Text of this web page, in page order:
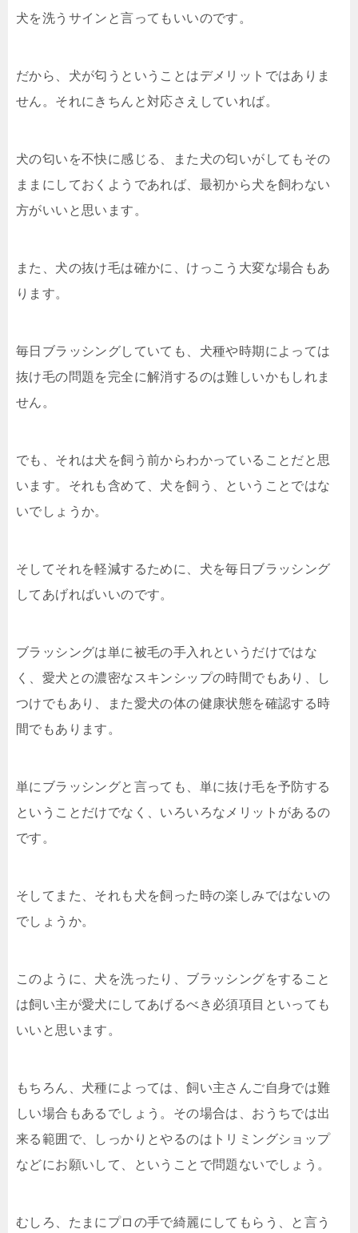
犬を洗うサインと言ってもいいのです。
だから、犬が匂うということはデメリットではありま
せん。それにきちんと対応さえしていれば。
犬の匂いを不快に感じる、また犬の匂いがしてもその
ままにしておくようであれば、最初から犬を飼わない
方がいいと思います。
また、犬の抜け毛は確かに、けっこう大変な場合もあ
ります。
毎日ブラッシングしていても、犬種や時期によっては
抜け毛の問題を完全に解消するのは難しいかもしれま
せん。
でも、それは犬を飼う前からわかっていることだと思
います。それも含めて、犬を飼う、ということではな
いでしょうか。
そしてそれを軽減するために、犬を毎日ブラッシング
してあげればいいのです。
ブラッシングは単に被毛の手入れというだけではな
く、愛犬との濃密なスキンシップの時間でもあり、し
つけでもあり、また愛犬の体の健康状態を確認する時
間でもあります。
単にブラッシングと言っても、単に抜け毛を予防する
ということだけでなく、いろいろなメリットがあるの
です。
そしてまた、それも犬を飼った時の楽しみではないの
でしょうか。
このように、犬を洗ったり、ブラッシングをすること
は飼い主が愛犬にしてあげるべき必須項目といっても
いいと思います。
もちろん、犬種によっては、飼い主さんご自身では難
しい場合もあるでしょう。その場合は、おうちでは出
来る範囲で、しっかりとやるのはトリミングショップ
などにお願いして、ということで問題ないでしょう。
むしろ、たまにプロの手で綺麗にしてもらう、と言う